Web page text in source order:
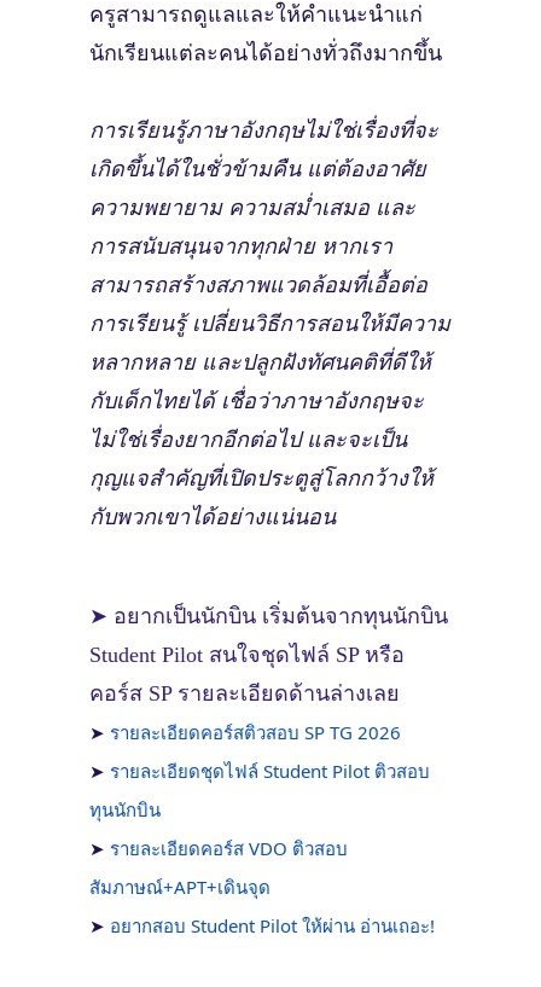
ครูสามารถดูแลและให้คำแนะนำแก่
นักเรียนแต่ละคนได้อย่างทั่วถึงมากขึ้น
การเรียนรู้ภาษาอังกฤษไม่ใช่เรื่องที่จะ
เกิดขึ้นได้ในชั่วข้ามคืน แต่ต้องอาศัย
ความพยายาม ความสม่ำเสมอ และ
การสนับสนุนจากทุกฝ่าย หากเรา
สามารถสร้างสภาพแวดล้อมที่เอื้อต่อ
การเรียนรู้ เปลี่ยนวิธีการสอนให้มีความ
หลากหลาย และปลูกฝังทัศนคติที่ดีให้
กับเด็กไทยได้ เชื่อว่าภาษาอังกฤษจะ
ไม่ใช่เรื่องยากอีกต่อไป และจะเป็น
กุญแจสำคัญที่เปิดประตูสู่โลกกว้างให้
กับพวกเขาได้อย่างแน่นอน
➤ อยากเป็นนักบิน เริ่มต้นจากทุนนักบิน
Student Pilot สนใจชุดไฟล์ SP หรือ
คอร์ส SP รายละเอียดด้านล่างเลย
➤ รายละเอียดคอร์สติวสอบ SP TG 2026
➤ รายละเอียดชุดไฟล์ Student Pilot ติวสอบ
ทุนนักบิน
➤ รายละเอียดคอร์ส VDO ติวสอบ
สัมภาษณ์+APT+เดินจุด
➤ อยากสอบ Student Pilot ให้ผ่าน อ่านเถอะ!